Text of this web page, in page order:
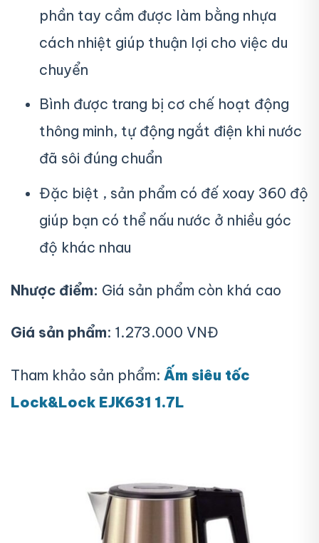
phần tay cầm được làm bằng nhựa
cách nhiệt giúp thuận lợi cho việc du
chuyển
Bình được trang bị cơ chế hoạt động
thông minh, tự động ngắt điện khi nước
đã sôi đúng chuẩn
Đặc biệt , sản phẩm có đế xoay 360 độ
giúp bạn có thể nấu nước ở nhiều góc
độ khác nhau
Nhược điểm: Giá sản phẩm còn khá cao
Giá sản phẩm: 1.273.000 VNĐ
Tham khảo sản phẩm: Ấm siêu tốc
Lock&Lock EJK631 1.7L